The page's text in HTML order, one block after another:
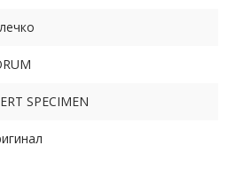
SPECIMEN